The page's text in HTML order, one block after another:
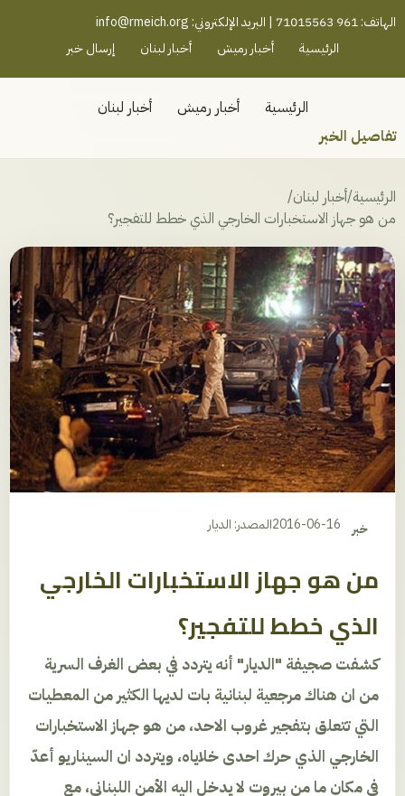
رميش جنوب - لبنان
الهاتف: 961 71015563 | البريد الإلكتروني:
info@rmeich.org
الرئيسية
أخبار رميش أخبار لبنان إرسال خبر
الرئيسية أخبار رميش
أخبار لبنان
تفاصيل الخبر
الرئيسية/أخبار لبنان/
من هو جهاز الاستخبارات الخارجي الذي خطط للتفجير؟
خبر 2016-06-16المصدر: الديار
من هو جهاز الاستخبارات الخارجي
الذي خطط للتفجير؟
كشفت صجيفة "الديار" أنه يتردد في بعض الغرف السرية
من ان هناك مرجعية لبنانية بات لديها الكثير من المعطيات
التي تتعلق بتفجير غروب الاحد، من هو جهاز الاستخبارات
الخارجي الذي حرك احدى خلاياه، ويتردد ان السيناريو أعدّ
في مكان ما من بيروت لا يدخل اليه الأمن اللبناني، مع